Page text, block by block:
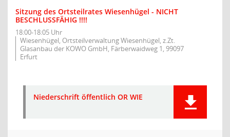
Sitzung des Ortsteilrates Wiesenhügel - NICHT
BESCHLUSSFÄHIG !!!!
18:00-18:05 Uhr
Wiesenhügel, Ortsteilverwaltung Wiesenhügel, z.Zt.
Glasanbau der KOWO GmbH, Färberwaidweg 1, 99097
Erfurt
Niederschrift öffentlich OR WIE